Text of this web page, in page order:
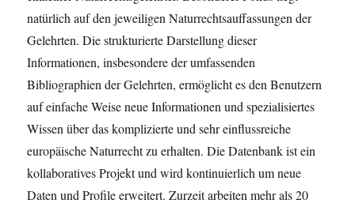
natürlich auf den jeweiligen Naturrechtsauffassungen der
Gelehrten. Die strukturierte Darstellung dieser
Informationen, insbesondere der umfassenden
Bibliographien der Gelehrten, ermöglicht es den Benutzern
auf einfache Weise neue Informationen und spezialisiertes
Wissen über das komplizierte und sehr einflussreiche
europäische Naturrecht zu erhalten. Die Datenbank ist ein
kollaboratives Projekt und wird kontinuierlich um neue
Daten und Profile erweitert. Zurzeit arbeiten mehr als 20